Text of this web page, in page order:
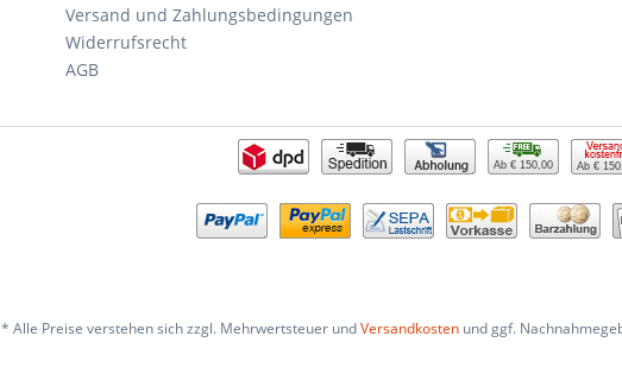
Versand und Zahlungsbedingungen
Widerrufsrecht
AGB
Ab € 150,00 Ab €
* Alle Preise verstehen sich zzgl. Mehrwertsteuer undVersandkosten und ggf.